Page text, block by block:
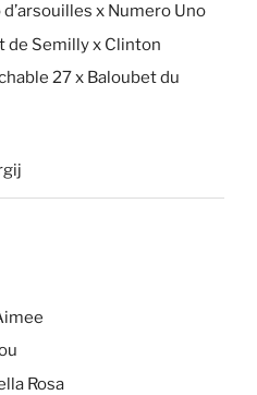
x Numero Uno
de Semilly x Clinton
27 x Baloubet du
Rosa